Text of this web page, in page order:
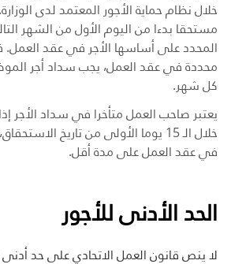
خلال نظام حماية الأجور المعتمد لدى
مستحقا بدءا من اليوم الأول من الشهر
المحدد على أساسها الأجر في عقد
محددة في عقد العمل، يجب سداد أجر
كل شهر.
يعتبر صاحب العمل متأخرا في سداد الأجر
خلال الـ 15 يوما الأولى من تاريخ
في عقد العمل على مدة أقل.
الحد الأدنى للأجور
لا ينص قانون العمل الاتحادي على حد أدنى